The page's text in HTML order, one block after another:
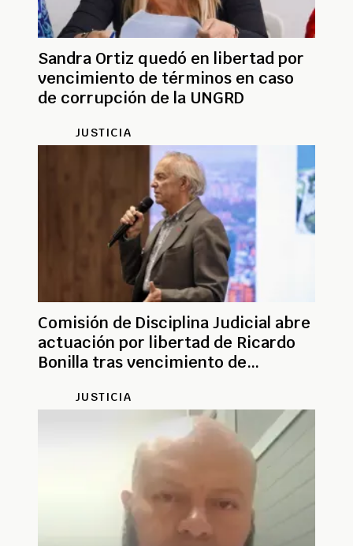
Sandra Ortiz quedó en libertad por
vencimiento de términos en caso
de corrupción de la UNGRD
JUSTICIA
Comisión de Disciplina Judicial abre
actuación por libertad de Ricardo
Bonilla tras vencimiento de
JUSTICIA